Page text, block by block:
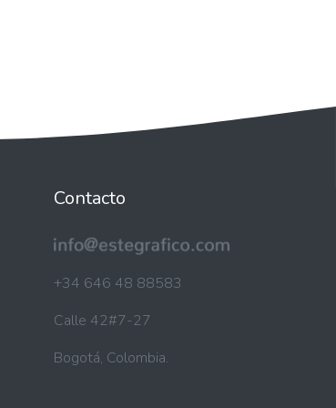
Contacto
+34 646 48 88583
Calle 42#7-27
Bogotá, Colombia.